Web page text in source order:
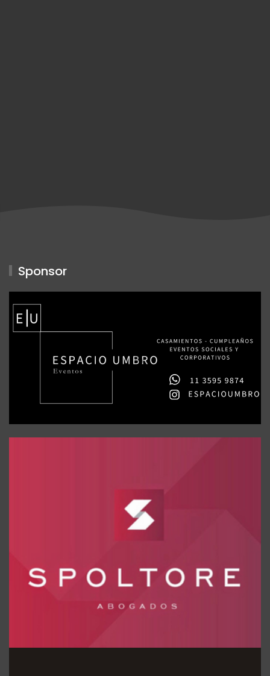
Sponsor